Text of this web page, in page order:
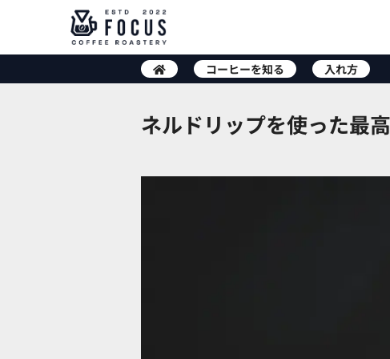
コーヒーを知る 入れ方
ネルドリップを使った最